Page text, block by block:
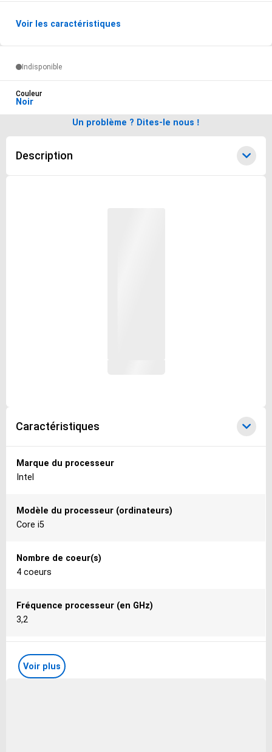
Voir les caractéristiques
Description
Caractéristiques
Marque du processeur
Intel
Modèle du processeur (ordinateurs)
Core i5
Nombre de coeur(s)
4 coeurs
Fréquence processeur (en GHz)
3,2
Mémoire vive (RAM)
4 Voir plus
Indisponible
Couleur
Noir
Un problème ? Dites-le nous !